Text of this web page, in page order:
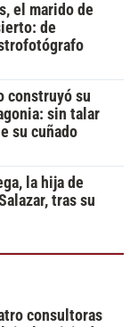
el marido de
de
construyó su
sin talar
su cuñado
la hija de
tras su
consultoras